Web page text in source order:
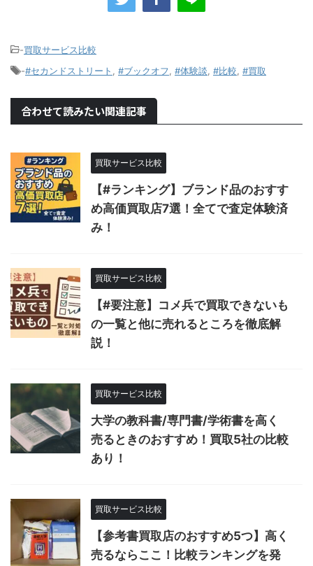
-買取サービス比較
-#セカンドストリート #ブックオフ #体験談 #比較 #買取
合わせて読みたい関連記事
買取サービス比較
【#ランキング】ブランド品のおすす
め高価買取店7選！全てで査定体験済
み！
買取サービス比較
【#要注意】コメ兵で買取できないも
の一覧と他に売れるところを徹底解
説！
買取サービス比較
大学の教科書/専門書/学術書を高く
売るときのおすすめ！買取5社の比較
あり！
買取サービス比較
【参考書買取店のおすすめ5つ】高く
売るならここ！比較ランキングを発